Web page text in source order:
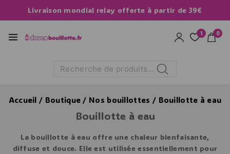
Livraison mondial relay offerte à partir de 39€
1 0
Recherche
Accueil / Boutique / Nos bouillottes / Bouillotte à eau
Bouillotte à eau
La bouillotte à eau offre une chaleur bienfaisante,
diffuse et douce. Elle est utilisée essentiellement pour